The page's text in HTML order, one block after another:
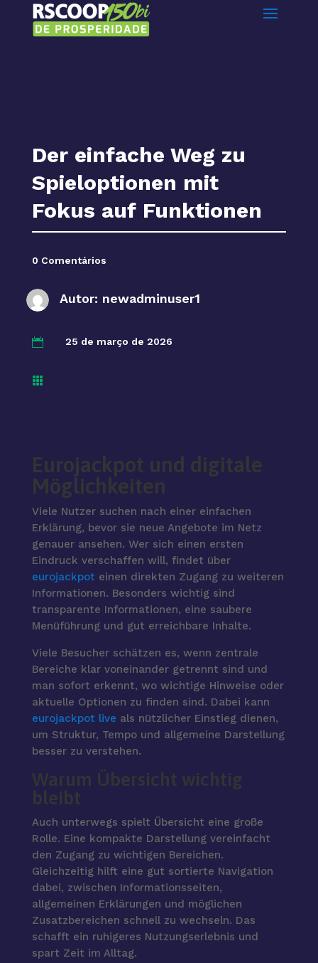
Der einfache Weg zu
Spieloptionen mit
Fokus auf Funktionen
0 Comentários
Autor: newadminuser1
 25 de março de 2026

Eurojackpot und digitale
Möglichkeiten
Viele Nutzer suchen nach einer einfachen
Erklärung, bevor sie neue Angebote im Netz
genauer ansehen. Wer sich einen ersten
Eindruck verschaffen will, findet über
eurojackpoteinen direkten Zugang zu weiteren
Informationen. Besonders wichtig sind
transparente Informationen, eine saubere
Menüführung und gut erreichbare Inhalte.
Viele Besucher schätzen es, wenn zentrale
Bereiche klar voneinander getrennt sind und
man sofort erkennt, wo wichtige Hinweise oder
aktuelle Optionen zu finden sind. Dabei kann
eurojackpot live als nützlicher Einstieg dienen,
um Struktur, Tempo und allgemeine Darstellung
besser zu verstehen.
Warum Übersicht wichtig
bleibt
Auch unterwegs spielt Übersicht eine große
Rolle. Eine kompakte Darstellung vereinfacht
den Zugang zu wichtigen Bereichen.
Gleichzeitig hilft eine gut sortierte Navigation
dabei, zwischen Informationsseiten,
allgemeinen Erklärungen und möglichen
Zusatzbereichen schnell zu wechseln. Das
schafft ein ruhigeres Nutzungserlebnis und
spart Zeit im Alltag.